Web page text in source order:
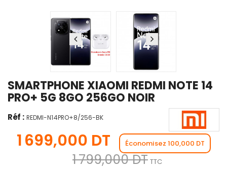
SMARTPHONE XIAOMI REDMI NOTE 14
PRO+ 5G 8GO 256GO NOIR
Réf : REDMI-N14PRO+8/256-BK
1 699,000 DT Économisez 100,000 DT
1 799,000 DT TTC